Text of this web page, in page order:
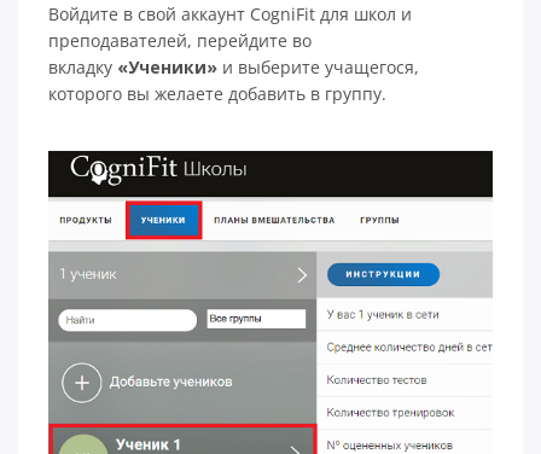
Войдите в свой аккаунт CogniFit для школ и
преподавателей, перейдите во
вкладку «Ученики» и выберите учащегося,
которого вы желаете добавить в группу.